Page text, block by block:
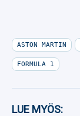
ASTON MARTIN
FORMULA 1
LUE MYÖS: